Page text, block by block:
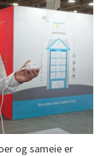
og sameie er